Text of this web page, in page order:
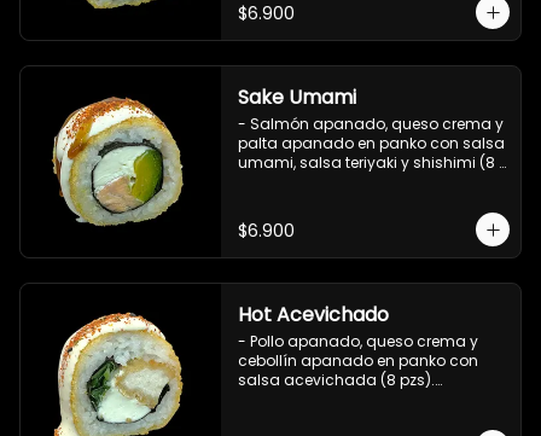
$6.900
Sake Umami
- Salmón apanado, queso crema y
palta apanado en panko con salsa
umami, salsa teriyaki y shishimi (8
$6.900
Hot Acevichado
- Pollo apanado, queso crema y
cebollín apanado en panko con
salsa acevichada (8 pzs).